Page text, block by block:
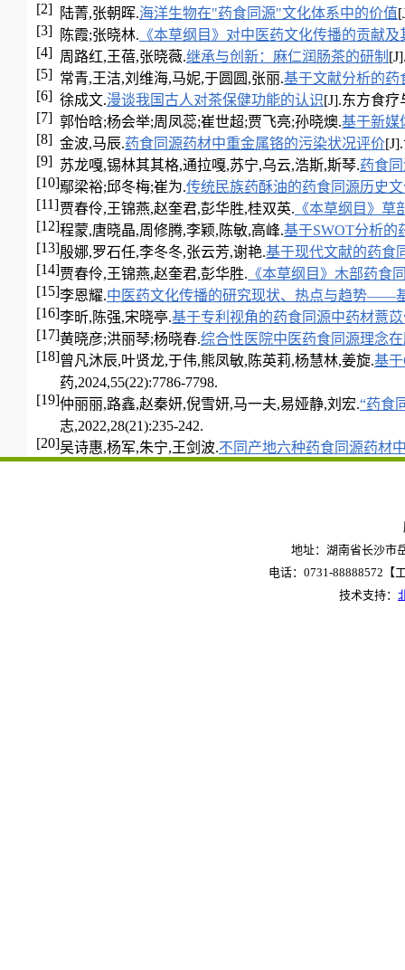
[2] 陆菁,张朝晖.海洋生物在"药食同源"文化体系中的价值
[3]
陈霞;张晓林. 《本草纲目》对中医药文化传播的贡献
[4] 周路红,王蓓,张晓薇.继承与创新：麻仁润肠茶的研制
[5] 常青,王洁,刘维海,马妮,于圆圆,张丽.基于文献分析的药
[6] 徐成文.漫谈我国古人对茶保健功能的认识[J].东方食疗
[7] 郭怡晗;杨会举;周凤蕊;崔世超;贾飞亮;孙晓燠.基于新媒
[8] 金波,马辰.药食同源药材中重金属铬的污染状况评价
[9] 苏龙嘎,锡林其其格,通拉嘎,苏宁,乌云,浩斯,斯琴.药食
[10]鄢梁裕;邱冬梅;崔为.传统民族药酥油的药食同源历史
[11]贾春伶,王锦燕,赵奎君,彭华胜,桂双英. 《本草纲目》
[12]程蒙,唐晓晶,周修腾,李颖,陈敏,高峰.基于SWOT分析的
[13]殷娜,罗石任,李冬冬,张云芳,谢艳.基于现代文献的药食
[14]贾春伶,王锦燕,赵奎君,彭华胜. 《本草纲目》木部药食
[15]李恩耀.中医药文化传播的研究现状、热点与趋势——
[16]李昕,陈强,宋晓亭.基于专利视角的药食同源中药材薏
[17]黄晓彦;洪丽琴;杨晓春.综合性医院中医药食同源理念
[18]曾凡沐辰,叶贤龙,于伟,熊凤敏,陈英莉,杨慧林,姜旋.基
药,2024,55(22):7786-7798.
[19]仲丽丽,路鑫,赵秦妍,倪雪妍,马一夫,易娅静,刘宏.“药食
志,2022,28(21):235-242.
[20]吴诗惠,杨军,朱宁,王剑波.不同产地六种药食同源药材
地址：湖南省长沙市
电话：0731-88888572【
技术支持：